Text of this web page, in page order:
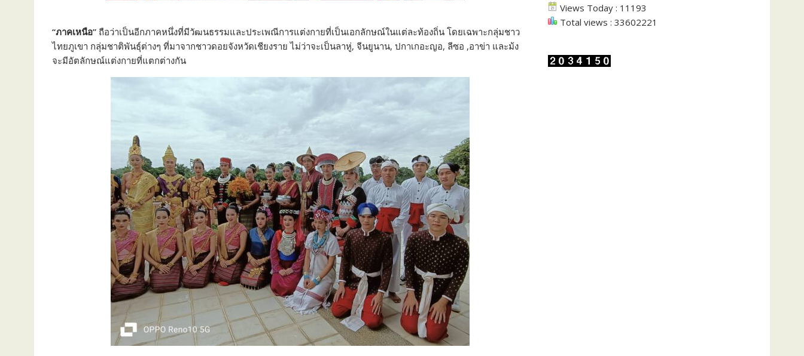
“ภาคเหนือ” ถือว่าเป็นอีกภาคหนึ่งที่มีวัฒนธรรมและประเพณีการแต่งกายที่เป็นเอกลักษณ์ในแต่ละท้องถิ่น โดยเฉพาะกลุ่มชาว
ไทยภูเขา กลุ่มชาติพันธุ์ต่างๆ ที่มาจากชาวดอยจังหวัดเชียงราย ไม่ว่าจะเป็นลาหู่, จีนยูนาน, ปกาเกอะญอ, ลีซอ ,อาข่า และม้ง
จะมีอัตลักษณ์แต่งกายที่แตกต่างกัน
Views Today : 11193
Total views : 33602221